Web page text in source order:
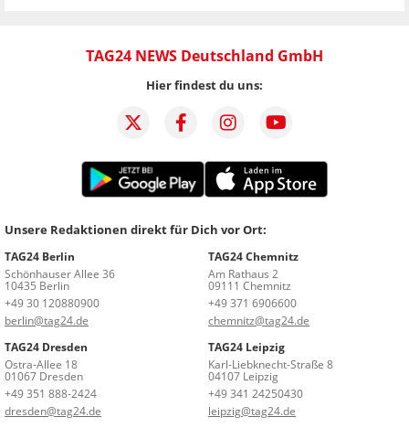
TAG24 NEWS Deutschland GmbH
Hier findest du uns:
Unsere Redaktionen direkt für Dich vor Ort:
TAG24 Berlin
Schönhauser Allee 36
10435 Berlin
+49 30 120880900
berlin@tag24.de
TAG24 Chemnitz
Am Rathaus 2
09111 Chemnitz
+49 371 6906600
chemnitz@tag24.de
TAG24 Dresden
Ostra-Allee 18
01067 Dresden
+49 351 888-2424
dresden@tag24.de
TAG24 Leipzig
Karl-Liebknecht-Straße 8
04107 Leipzig
+49 341 24250430
leipzig@tag24.de